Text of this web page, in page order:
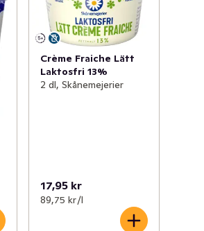
Crème Fraiche Lätt
Laktosfri 13%
2 dl, Skånemejerier
17,95 kr
89,75 kr /l